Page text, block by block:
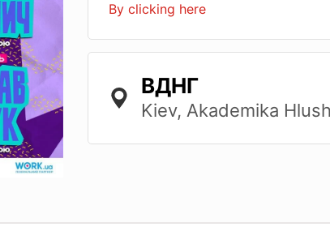
By clicking here
ВДНГ
Kiev, Akademika